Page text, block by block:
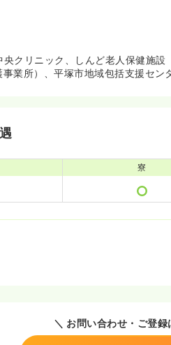
クリニック、しんど老人保健施設
業所）、平塚市地域包括支援セン
寮
＼ お問い合わせ・ご登録